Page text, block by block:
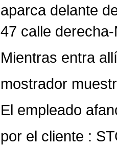
aparca delante
47 calle
Mientras entra
mostrador
El empleado
por el cliente :